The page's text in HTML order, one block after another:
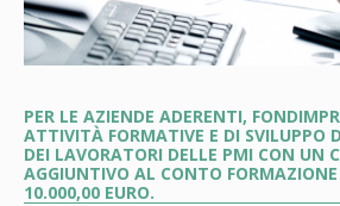
PER LE AZIENDE ADERENTI,
ATTIVITÀ FORMATIVE E DI SVILUPPO
DEI LAVORATORI DELLE PMI CON UN
AGGIUNTIVO AL CONTO
10.000,00 EURO.